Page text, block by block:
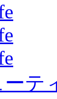
ーテ